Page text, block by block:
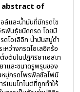
abstract of
ล์และน้ำมันที่มีกรดไข
ธพันธุ์ชนิดกรด โดยมี
ดโอเลิอิก น้ำมันสบู่ดำ
หว่างกรดโอเลอิกร้อ
ต้นในปฏิกิริยาเอสเท
และขนาดรูพรุนของ
หมู่กรดโพรพิลซัลโฟนิ
เบนโทไนต์ที่ถูกทำให้